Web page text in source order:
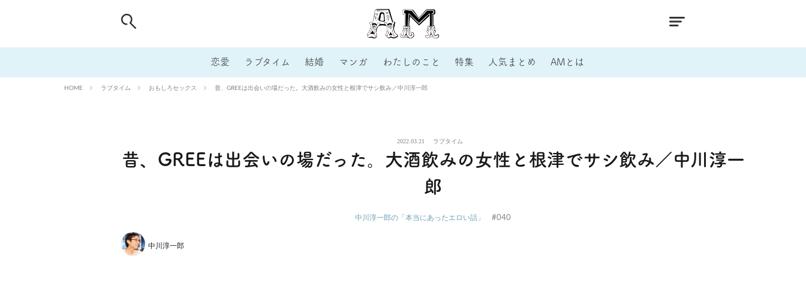
恋愛 ラブタイム 結婚 マンガ わたしのこと 特集 人気まとめ AMとは
HOME ラブタイム おもしろセックス 昔、GREEは出会いの場だった。大酒飲みの女性と根津でサシ飲み／中川淳一郎
2022.03.21 ラブタイム
昔、GREEは出会いの場だった。大酒飲みの女性と根津でサシ飲み／中川淳一
郎
中川淳一郎の「本当にあったエロい話」 #040
中川淳一郎